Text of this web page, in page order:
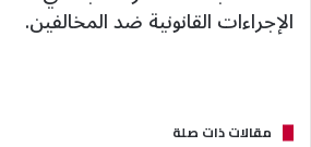
الإجراءات القانونية ضد المخالفين.
مقالات ذات صلة